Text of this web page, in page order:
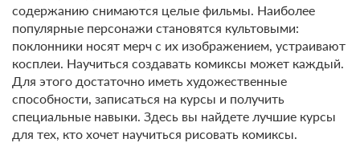
содержанию снимаются целые фильмы. Наиболее
популярные персонажи становятся культовыми:
поклонники носят мерч с их изображением, устраивают
косплеи. Научиться создавать комиксы может каждый.
Для этого достаточно иметь художественные
способности, записаться на курсы и получить
специальные навыки. Здесь вы найдете лучшие курсы
для тех, кто хочет научиться рисовать комиксы.